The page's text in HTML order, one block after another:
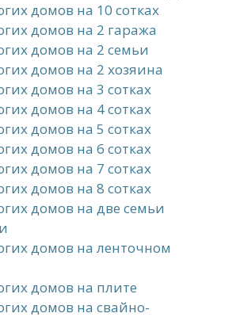
домов на 10 сотках
домов на 2 гаража
домов на 2 семьи
домов на 2 хозяина
домов на 3 сотках
домов на 4 сотках
домов на 5 сотках
домов на 6 сотках
домов на 7 сотках
домов на 8 сотках
домов на две семьи
домов на ленточном
домов на плите
домов на свайно-